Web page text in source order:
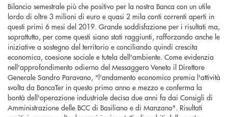
Bilancio semestrale più che positivo per la nostra Banca con un utile
lordo di oltre 3 milioni di euro e quasi 2 mila conti correnti aperti in
questi primi 6 mesi del 2019. Grande soddisfazione per i risultati ma,
soprattutto, per come questi siano stati raggiunti, rafforzando anche le
iniziative a sostegno del territorio e conciliando quindi crescita
economica, coesione sociale e tutela dell'ambiente. Come evidenzia
nell'approfondimento odierno del Messaggero Veneto il Direttore
Generale Sandro Paravano, "l'andamento economico premia l'attività
svolta da BancaTer in questo primo anno e mezzo e conferma la
bontà dell'operazione industriale decisa due anni fa dai Consigli di
Amministrazione delle BCC di Basiliano e di Manzano". Risultati